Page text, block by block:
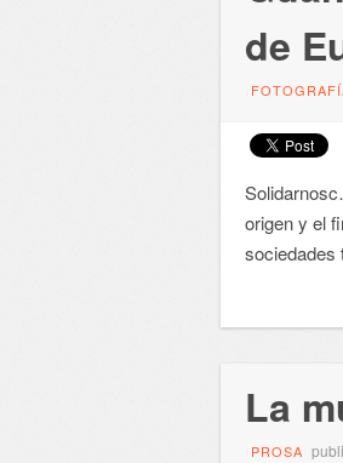
de
origen y el
sociedades
La
PROSA